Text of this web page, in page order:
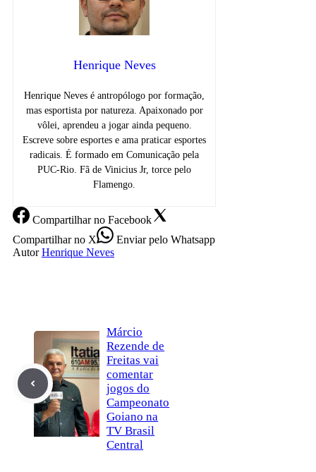
Henrique Neves
Henrique Neves é antropólogo por formação,
mas esportista por natureza. Apaixonado por
vôlei, aprendeu a jogar ainda pequeno.
Escreve sobre esportes e ama praticar esportes
radicais. É formado em Comunicação pela
PUC-Rio. Fã de Vinicius Jr, torce pelo
Flamengo.
Compartilharno Facebook
Compartilharno X Enviarpelo Whatsapp
Autor Henrique Neves
Márcio
Rezende de
Freitas vai
comentar
jogos do
Campeonato
Goiano na
TV Brasil
Central